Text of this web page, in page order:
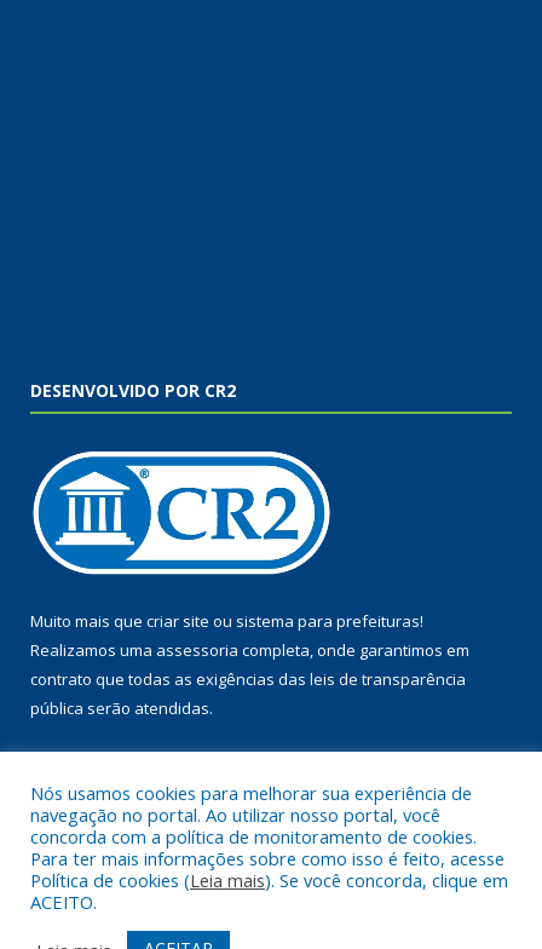
DESENVOLVIDO POR CR2
Muito mais que criar site ou sistema para prefeituras!
Realizamos uma assessoria completa, onde garantimos em
contrato que todas as exigências das leis de transparência
pública serão atendidas.
Todos os direitos reservados a Câmara Municipal de Piçarra.
Nós usamos cookies para melhorar sua experiência de
navegação no portal. Ao utilizar nosso portal, você
concorda com a política de monitoramento de cookies.
Para ter mais informações sobre como isso é feito, acesse
Política de cookies (Leia mais). Se você concorda, clique em
ACEITO.